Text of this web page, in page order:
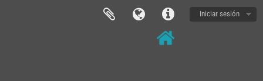
Iniciar sesión